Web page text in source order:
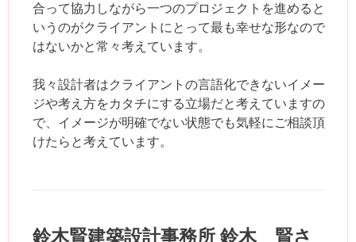
合って協力しながら一つのプロジェクトを進めると
いうのがクライアントにとって最も幸せな形なので
はないかと常々考えています。
我々設計者はクライアントの言語化できないイメー
ジや考え方をカタチにする立場だと考えていますの
で、イメージが明確でない状態でも気軽にご相談頂
けたらと考えています。
鈴木賢建築設計事務所 鈴木 賢さ